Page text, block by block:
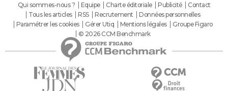
Qui sommes-nous ? Equipe Charte éditoriale Publicité
Contact
Tous les articles
RSS Recrutement
Données personnelles
Paramétrer les cookies
Gérer Utiq Mentions légales
Groupe Figaro
© 2026 CCM Benchmark